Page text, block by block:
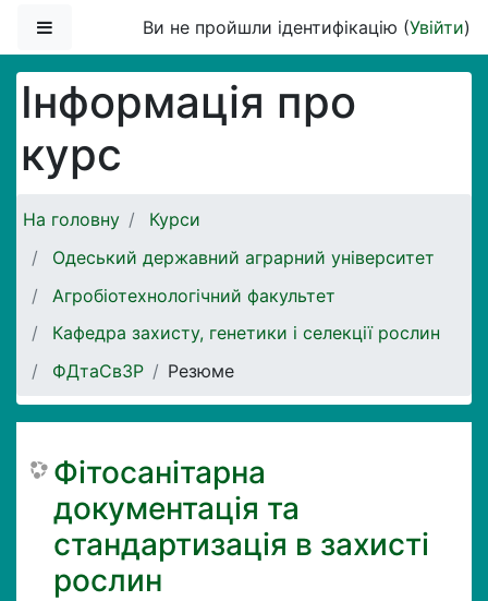
Бокова панельВи не пройшли ідентифікацію (Увійти)
Інформація про
курс
На головну
Курси
Одеський державний аграрний університет
Агробіотехнологічний факультет
Кафедра захисту, генетики і селекції рослин
ФДтаСвЗР
Резюме
Фітосанітарна
документація та
стандартизація в захисті
рослин